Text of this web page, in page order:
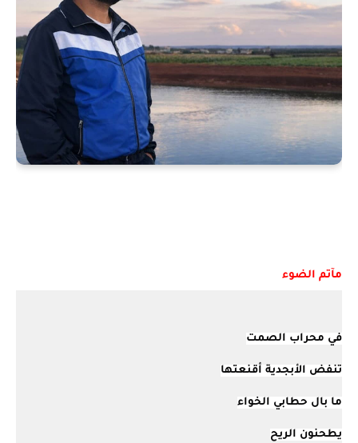
مآتم الضوء
في محراب الصمت
تنفض الأبجدية أقنعتها
ما بال حطابي الخواء
يطحنون الريح